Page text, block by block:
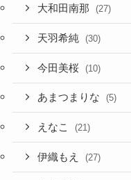
大和田南那 (27)
天羽希純 (30)
今田美桜 (10)
あまつまりな (5)
えなこ (21)
伊織もえ (27)